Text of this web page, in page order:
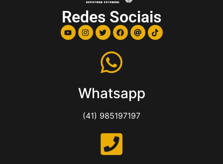
Redes Sociais
Whatsapp
(41) 985197197